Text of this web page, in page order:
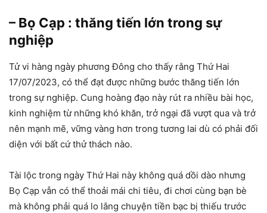
– Bọ Cạp : thăng tiến lớn trong sự
nghiệp
Tử vi hàng ngày phương Đông cho thấy rằng Thứ Hai
17/07/2023, có thể đạt được những bước thăng tiến lớn
trong sự nghiệp. Cung hoàng đạo này rút ra nhiều bài học,
kinh nghiệm từ những khó khăn, trở ngại đã vượt qua và trở
nên mạnh mẽ, vững vàng hơn trong tương lai dù có phải đối
diện với bất cứ thử thách nào.
Tài lộc trong ngày Thứ Hai này không quá dồi dào nhưng
Bọ Cạp vẫn có thể thoải mái chi tiêu, đi chơi cùng bạn bè
mà không phải quá lo lắng chuyện tiền bạc bị thiếu trước